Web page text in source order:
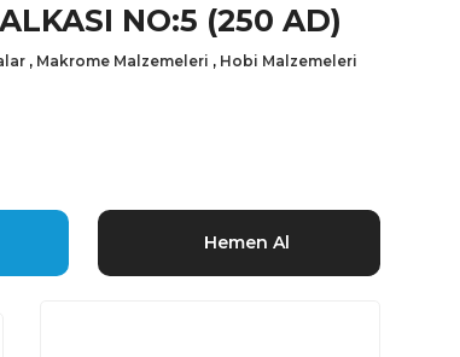
NO:5 (250 AD)
, Makrome Malzemeleri , Hobi Malzemeleri
Hemen Al